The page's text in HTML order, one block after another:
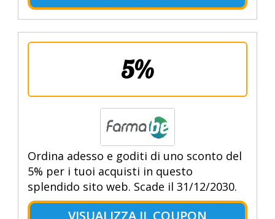
5%
Ordina adesso e goditi di uno sconto del
5% per i tuoi acquisti in questo
splendido sito web. Scade il 31/12/2030.